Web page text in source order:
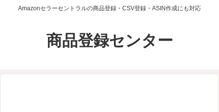
Amazonセラーセントラルの商品登録・CSV登録・ASIN作成にも対応
商品登録センター